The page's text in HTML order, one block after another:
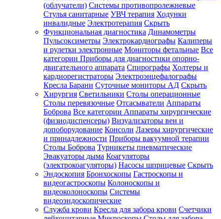
(облучатели) Системы противопролежневые
Стулья санитарные УВЧ терапия Ходунки
инвалидные Электротерапия Скрыть
Функциональная диагностика Динамометры
Пульсоксиметры Электрокардиографы Калиперы
и рулетки электронные Мониторы фетальные Все
категории Приборы для диагностики опорно-
двигательного аппарата Спирографы Холтеры и
кардиорегистраторы Электроэнцефалографы
Кресла Барани Суточные мониторы АД Скрыть
Хирургия Светильники Столы операционные
Столы перевязочные Отсасыватели Аппараты
Боброва Все категории Аппараты хирургические
(физиодиспенсеры) Визуализаторы вен и
допоборудование Консоли Лазеры хирургические
и принадлежности Приборы вакуумной терапии
Столы Боброва Турникеты пневматические
Эвакуаторы дыма Коагуляторы
(электрокоагуляторы) Насосы шприцевые Скрыть
Эндоскопия Бронхоскопы Гастроскопы и
видеогастроскопы Колоноскопы и
видеоколоноскопы Системы
видеоэндоскопические
Служба крови Кресла для забора крови Счетчики